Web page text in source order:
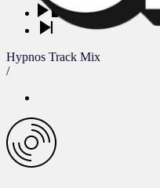
Hypnos Track Mix
/